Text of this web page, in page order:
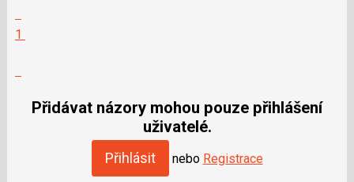
1
jako
Přidávat názory mohou pouze přihlášení
uživatelé.
Přihlásit nebo Registrace